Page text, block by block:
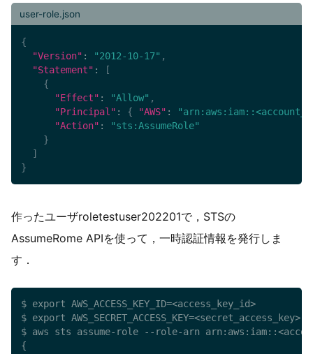
user-role.json
{
"Version" : "2012-10-17" ,
"Statement" :
[
{
"Effect" : "Allow" ,
"Principal" : { "AWS" :
"Action" :
"sts:AssumeRole"
}
]
}
作ったユーザroletestuser202201で，STSの
AssumeRome APIを使って，一時認証情報を発行しま
す．
$ export AWS_ACCESS_KEY_ID=<access_key_id>
$ export AWS_SECRET_ACCESS_KEY=<secret_access_key>
$ aws sts assume-role --role-arn
{